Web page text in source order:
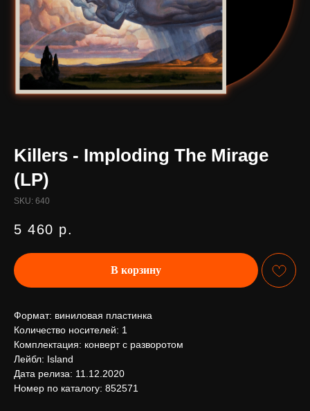
Killers - Imploding The Mirage
(LP)
SKU: 640
5 460 р.
В корзину
Формат: виниловая пластинка
Количество носителей: 1
Комплектация: конверт с разворотом
Лейбл: Island
Дата релиза: 11.12.2020
Номер по каталогу: 852571